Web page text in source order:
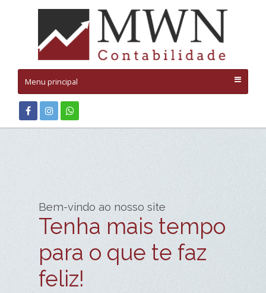
Menu principal
Bem-vindo ao nosso site
Tenha mais tempo
para o que te faz
feliz!